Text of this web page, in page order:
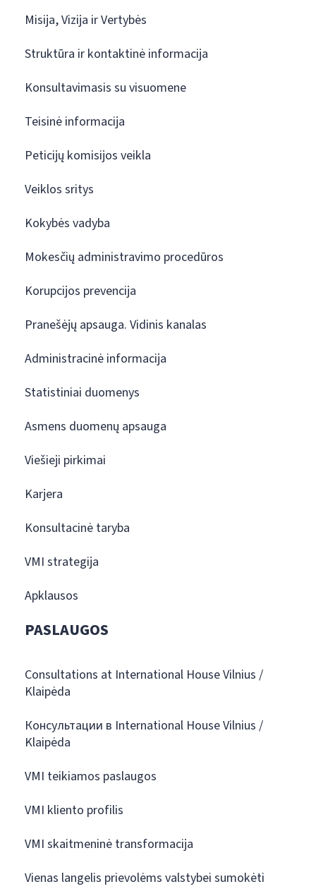
Misija, Vizija ir Vertybės
Struktūra ir kontaktinė informacija
Konsultavimasis su visuomene
Teisinė informacija
Peticijų komisijos veikla
Veiklos sritys
Kokybės vadyba
Mokesčių administravimo procedūros
Korupcijos prevencija
Pranešėjų apsauga. Vidinis kanalas
Administracinė informacija
Statistiniai duomenys
Asmens duomenų apsauga
Viešieji pirkimai
Karjera
Konsultacinė taryba
VMI strategija
Apklausos
PASLAUGOS
Consultations at International House Vilnius /
Klaipėda
Консультации в International House Vilnius /
Klaipėda
VMI teikiamos paslaugos
VMI kliento profilis
VMI skaitmeninė transformacija
Vienas langelis prievolėms valstybei sumokėti